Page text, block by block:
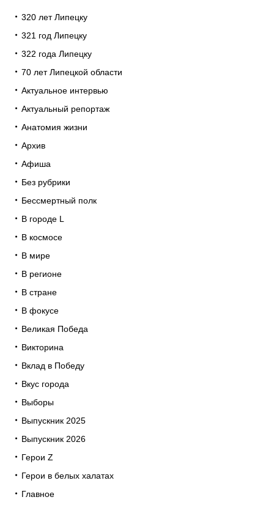
320 лет Липецку
321 год Липецку
322 года Липецку
70 лет Липецкой области
Актуальное интервью
Актуальный репортаж
Анатомия жизни
Архив
Афиша
Без рубрики
Бессмертный полк
В городе L
В космосе
В мире
В регионе
В стране
В фокусе
Великая Победа
Викторина
Вклад в Победу
Вкус города
Выборы
Выпускник 2025
Выпускник 2026
Герои Z
Герои в белых халатах
Главное